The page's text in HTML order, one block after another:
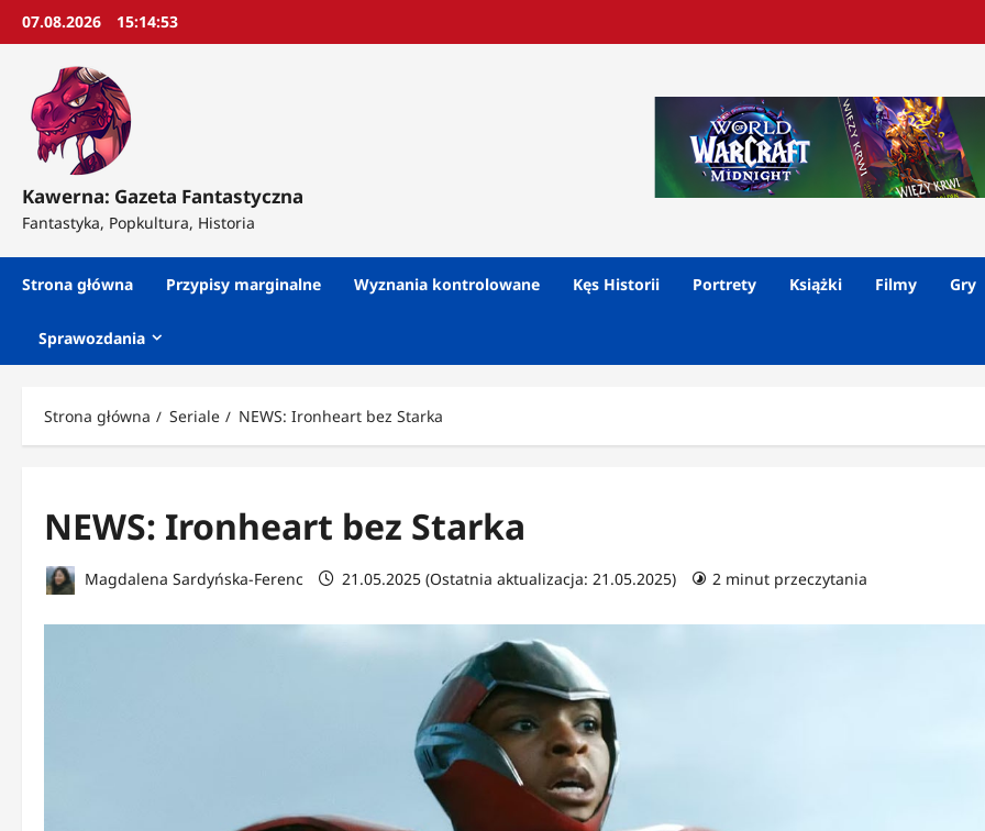
Przejdź
07.08.2026 15:14:55
Kawerna: Gazeta Fantastyczna
Fantastyka, Popkultura, Historia
Strona główna Przypisy marginalne Wyznania kontrolowane Kęs Historii Portrety Książki Filmy Gry
Sprawozdania
Strona główna Seriale NEWS: Ironheart bez Starka
NEWS: Ironheart bez Starka
Magdalena Sardyńska-Ferenc 21.05.2025 (Ostatnia aktualizacja: 21.05.2025) 2 minut przeczytania